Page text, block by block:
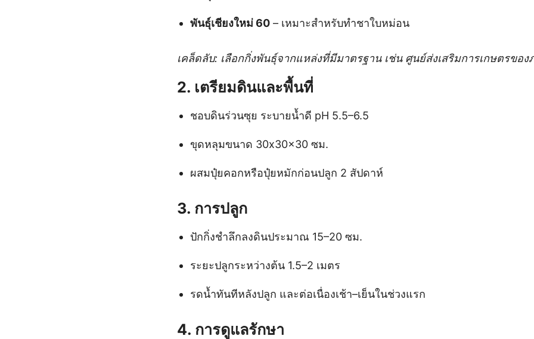
พันธุ์เชียงใหม่ 60– เหมาะสำหรับทำชาใบหม่อน
เคล็ดลับ: เลือกกิ่งพันธุ์จากแหล่งที่มีมาตรฐาน เช่น ศูนย์ส่งเสริมการเกษตรของ
2. เตรียมดินและพื้นที่
ชอบดินร่วนซุย ระบายน้ำดี pH 5.5–6.5
ขุดหลุมขนาด 30x30x30 ซม.
ผสมปุ๋ยคอกหรือปุ๋ยหมักก่อนปลูก 2 สัปดาห์
3. การปลูก
ปักกิ่งชำลึกลงดินประมาณ 15–20 ซม.
ระยะปลูกระหว่างต้น 1.5–2 เมตร
รดน้ำทันทีหลังปลูก และต่อเนื่องเช้า–เย็นในช่วงแรก
4. การดูแลรักษา